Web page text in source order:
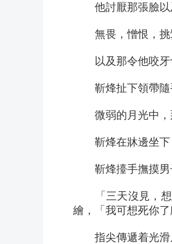
他討厭那張臉以
無畏，憎恨，挑
以及那令他咬牙
靳烽扯下領帶隨
微弱的月光中，
靳烽在牀邊坐下
靳烽擡手撫摸男
「三天沒見，想
繪，「我可想死你了
指尖傳遞着光滑